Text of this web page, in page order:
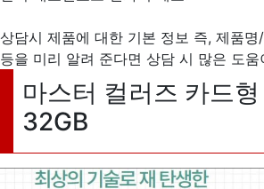
상담시 제품에 대한 기본 정보 즉, 제품
등을 미리 알려 준다면 상담 시 많은 도움
마스터 컬러즈 카드
32GB